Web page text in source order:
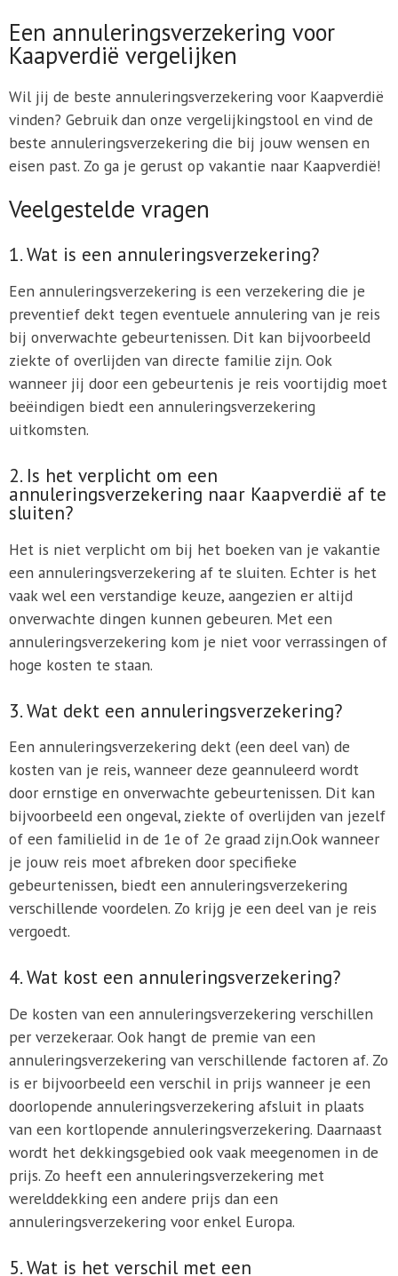
Een annuleringsverzekering voor
Kaapverdië vergelijken
Wil jij de beste annuleringsverzekering voor Kaapverdië
vinden? Gebruik dan onze vergelijkingstool en vind de
beste annuleringsverzekering die bij jouw wensen en
eisen past. Zo ga je gerust op vakantie naar Kaapverdië!
Veelgestelde vragen
1. Wat is een annuleringsverzekering?
Een annuleringsverzekering is een verzekering die je
preventief dekt tegen eventuele annulering van je reis
bij onverwachte gebeurtenissen. Dit kan bijvoorbeeld
ziekte of overlijden van directe familie zijn. Ook
wanneer jij door een gebeurtenis je reis voortijdig moet
beëindigen biedt een annuleringsverzekering
uitkomsten.
2. Is het verplicht om een
annuleringsverzekering naar Kaapverdië af te
sluiten?
Het is niet verplicht om bij het boeken van je vakantie
een annuleringsverzekering af te sluiten. Echter is het
vaak wel een verstandige keuze, aangezien er altijd
onverwachte dingen kunnen gebeuren. Met een
annuleringsverzekering kom je niet voor verrassingen of
hoge kosten te staan.
3. Wat dekt een annuleringsverzekering?
Een annuleringsverzekering dekt (een deel van) de
kosten van je reis, wanneer deze geannuleerd wordt
door ernstige en onverwachte gebeurtenissen. Dit kan
bijvoorbeeld een ongeval, ziekte of overlijden van jezelf
of een familielid in de 1e of 2e graad zijn.Ook wanneer
je jouw reis moet afbreken door specifieke
gebeurtenissen, biedt een annuleringsverzekering
verschillende voordelen. Zo krijg je een deel van je reis
vergoedt.
4. Wat kost een annuleringsverzekering?
De kosten van een annuleringsverzekering verschillen
per verzekeraar. Ook hangt de premie van een
annuleringsverzekering van verschillende factoren af. Zo
is er bijvoorbeeld een verschil in prijs wanneer je een
doorlopende annuleringsverzekering afsluit in plaats
van een kortlopende annuleringsverzekering. Daarnaast
wordt het dekkingsgebied ook vaak meegenomen in de
prijs. Zo heeft een annuleringsverzekering met
werelddekking een andere prijs dan een
annuleringsverzekering voor enkel Europa.
5. Wat is het verschil met een